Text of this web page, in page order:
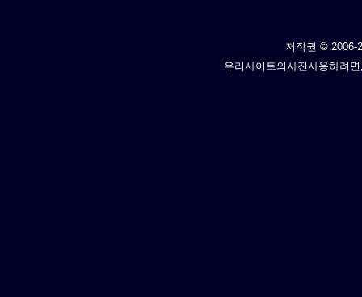
저작권 © 2006-
우리사이트의사진사용하려